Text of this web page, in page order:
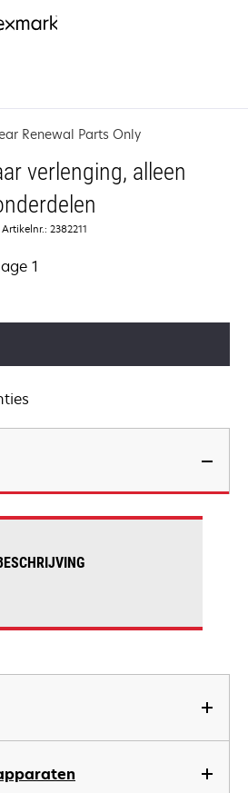
Renewal Parts Only
verlenging, alleen
Artikelnr.: 2382211